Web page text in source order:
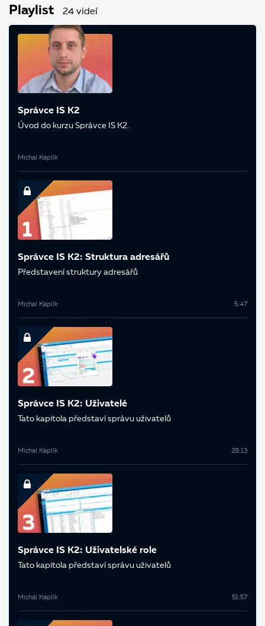
Playlist 24 videí
Správce IS K2
Úvod do kurzu Správce IS K2.
Michal Kaplík
Správce IS K2: Struktura adresářů
Představení struktury adresářů
Michal Kaplík 5:47
Správce IS K2: Uživatelé
Tato kapitola představí správu uživatelů
Michal Kaplík 28:13
Správce IS K2: Uživatelské role
Tato kapitola představí správu uživatelů
Michal Kaplík 51:57